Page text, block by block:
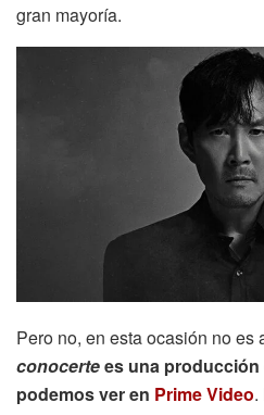
gran mayoría.
Pero no, en esta ocasión no es
conocertees una producción
podemos ver en Prime Video.